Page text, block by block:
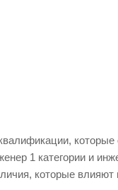
1 категории и
которые влияют